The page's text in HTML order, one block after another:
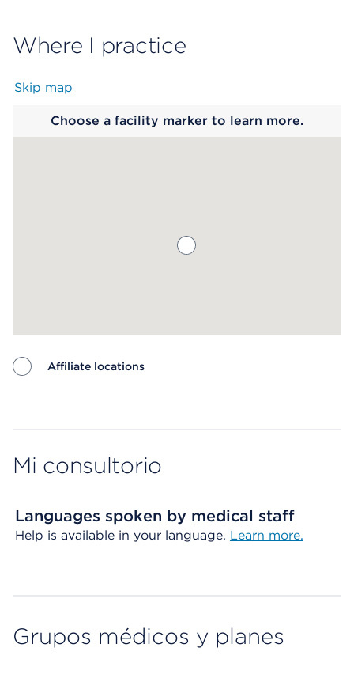
Where I practice
Skip map
Choose a facility marker to learn more.
Affiliate locations
Mi consultorio
Languages spoken by medical staff
Help is available in your language. Learn more.
Grupos médicos y planes